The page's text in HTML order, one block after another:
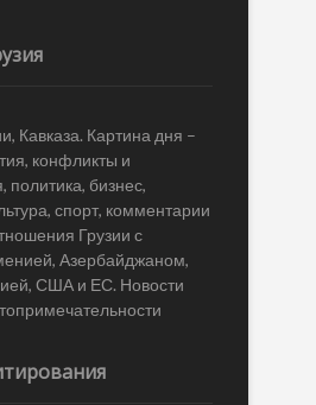
Кавказа. Картина дня –
конфликты и
политика, бизнес,
спорт, комментарии
Грузии с
Азербайджаном,
США и ЕС. Новости